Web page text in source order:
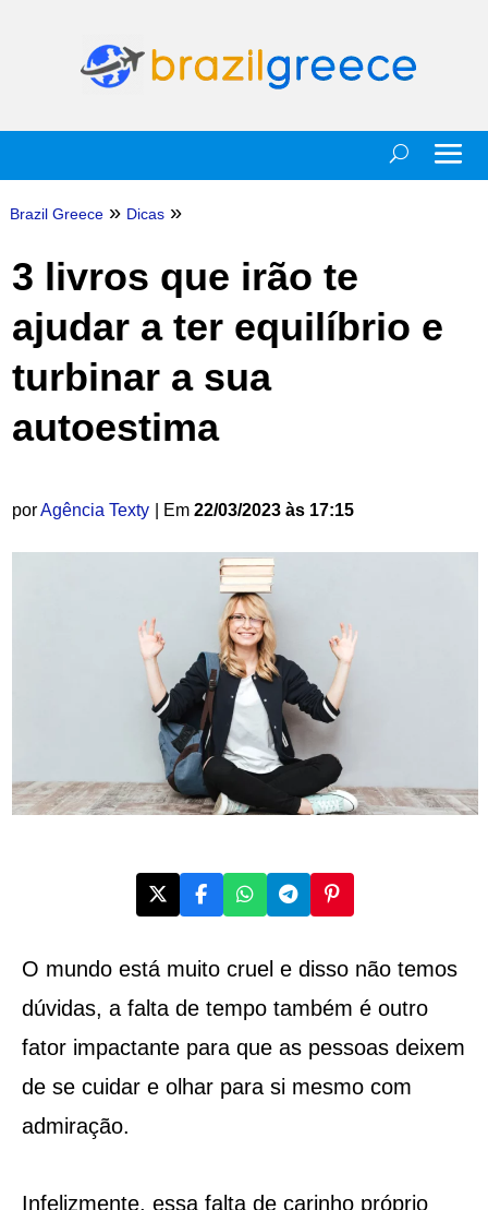
Brazil Greece » Dicas »
3 livros que irão te
ajudar a ter equilíbrio e
turbinar a sua
autoestima
porAgência Texty | Em 22/03/2023 às 17:15
O mundo está muito cruel e disso não temos
dúvidas, a falta de tempo também é outro
fator impactante para que as pessoas deixem
de se cuidar e olhar para si mesmo com
admiração.
Infelizmente, essa falta de carinho próprio